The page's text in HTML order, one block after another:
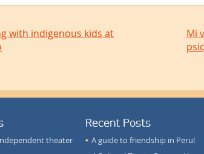
with indigenous kids at
Mi
theater
Recent Posts
A guide to friendship in Peru!